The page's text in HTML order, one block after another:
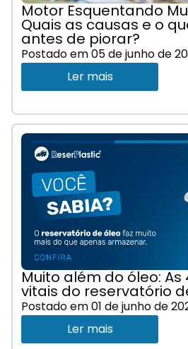
Motor Esquentando
Quais as causas e o
antes de piorar?
Postado em05 de junho de
Ler mais
Muito além do óleo: As
vitais do reservatório
Postado em01 de junho de
Ler mais